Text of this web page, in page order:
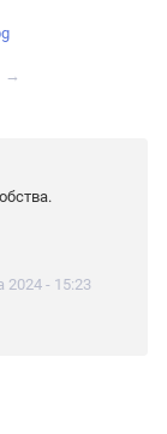
→
2024 - 15:23